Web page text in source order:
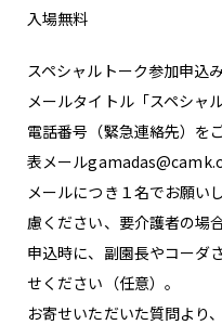
入場無料
スペシャルトーク参加申込
メールタイトル「スペシャ
電話番号（緊急連絡先）を
表メール
メールにつき１名でお願い
慮ください、要介護者の場
申込時に、副園長やコーダ
せください（任意）。
お寄せいただいた質問より